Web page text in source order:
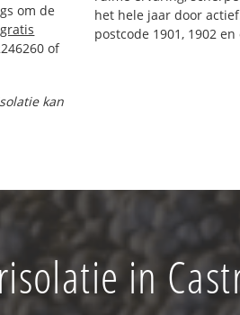
om de
gratis
of
kan
het hele jaar door
postcode 1901, 1902
in